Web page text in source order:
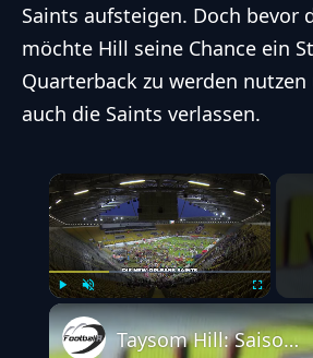
Saints aufsteigen. Doch bevor
möchte Hill seine Chance ein
Quarterback zu werden
auch die Saints verlassen.
×
Play Unmute
Taysom Hill: Saisonaus für Saints-Allrounder befürchtet